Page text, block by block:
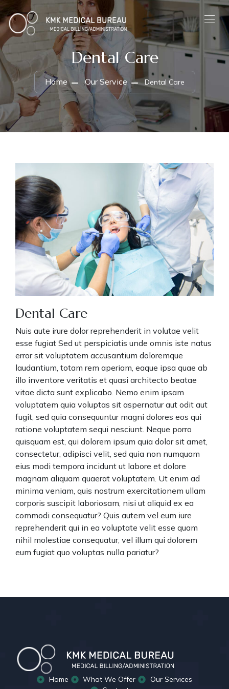
Dental Care
Home Our Service Dental Care
Dental Care
Nuis aute irure dolor reprehenderit in volutae velit
esse fugiat Sed ut perspiciatis unde omnis iste natus
error sit voluptatem accusantium doloremque
laudantium, totam rem aperiam, eaque ipsa quae ab
illo inventore veritatis et quasi architecto beatae
vitae dicta sunt explicabo. Nemo enim ipsam
voluptatem quia voluptas sit aspernatur aut odit aut
fugit, sed quia consequuntur magni dolores eos qui
ratione voluptatem sequi nesciunt. Neque porro
quisquam est, qui dolorem ipsum quia dolor sit amet,
consectetur, adipisci velit, sed quia non numquam
eius modi tempora incidunt ut labore et dolore
magnam aliquam quaerat voluptatem. Ut enim ad
minima veniam, quis nostrum exercitationem ullam
corporis suscipit laboriosam, nisi ut aliquid ex ea
commodi consequatur? Quis autem vel eum iure
reprehenderit qui in ea voluptate velit esse quam
nihil molestiae consequatur, vel illum qui dolorem
eum fugiat quo voluptas nulla pariatur?
Home What We Offer
Our Services